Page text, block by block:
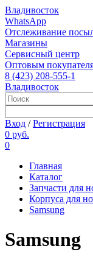
Владивосток
WhatsApp
Отслеживание
Магазины
Сервисный центр
Оптовым
8 (423) 208-555-1
Владивосток
Вход /Регистрация
0 руб.
0
Главная
Каталог
Запчасти для
Корпуса для
Samsung
Samsung